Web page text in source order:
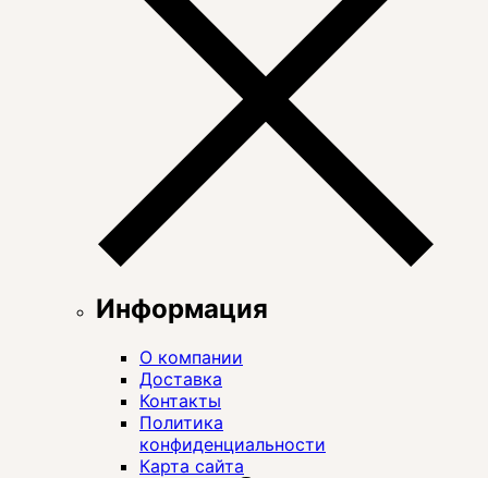
Информация
О компании
Доставка
Контакты
Политика
конфиденциальности
Карта сайта